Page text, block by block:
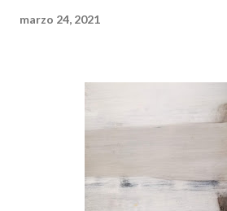
marzo 24, 2021